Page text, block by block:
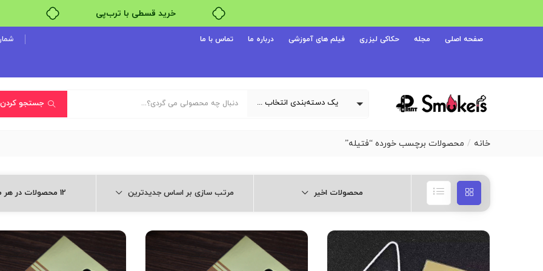
خرید قسطی با ترب‌پی
صفحه اصلی مجله حکاکی لیزری فیلم های آموزشی درباره ما تماس با ما شماره
یک دسته‌بندی انتخاب کنید جستجو کردن
خانه محصولات برچسب خورده “فتیله”
محصولات اخیر مرتب سازی بر اساس جدیدترین 12 محصولات در هر صفحه